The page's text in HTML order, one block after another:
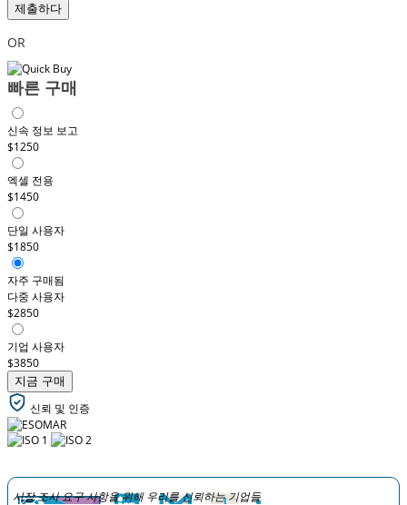
제출하다
OR
빠른 구매
신속 정보 보고
$1250
엑셀 전용
$1450
단일 사용자
$1850
자주 구매됨
다중 사용자
$2850
기업 사용자
$3850
지금 구매
신뢰 및 인증
시장 조사 요구 사항을 위해 우리를 신뢰하는 기업들